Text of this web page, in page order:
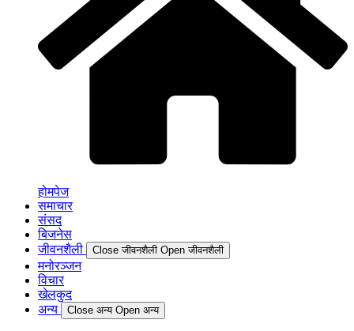
होमपेज
समाचार
संसद
बिजनेस
जीवनशैली
Close जीवनशैली Open जीवनशैली
मनोरञ्जन
विचार
खेलकुद
अन्य
Close अन्य Open अन्य